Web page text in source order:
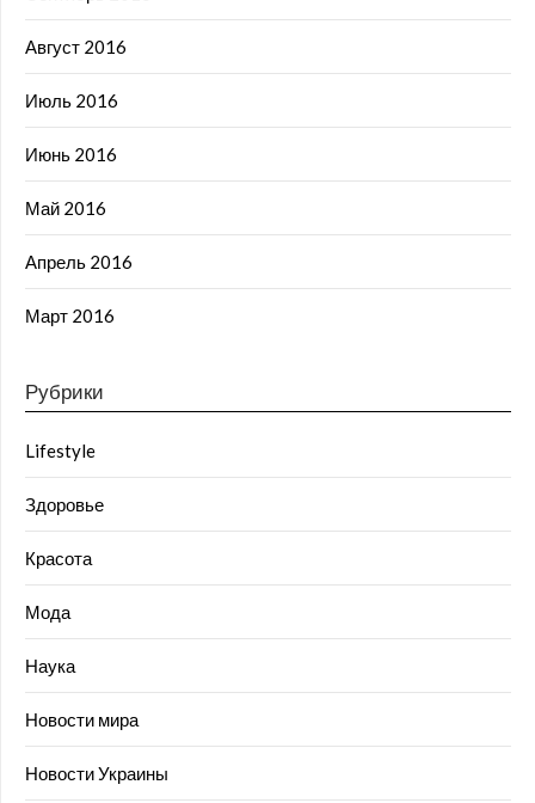
Август 2016
Июль 2016
Июнь 2016
Май 2016
Апрель 2016
Март 2016
Рубрики
Lifestyle
Здоровье
Красота
Мода
Наука
Новости мира
Новости Украины